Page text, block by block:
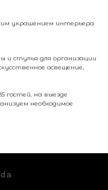
украшением интерьера
и стулья для организации
освещение,
гостей, на выезде
необходимое